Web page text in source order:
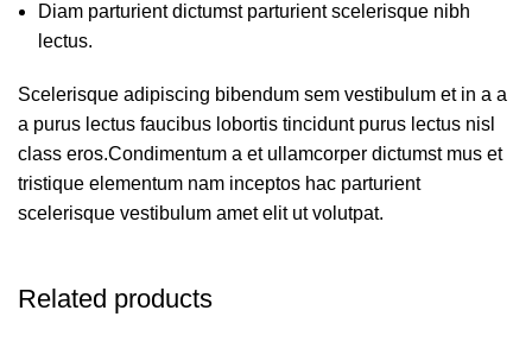
Diam parturient dictumst parturient scelerisque nibh
lectus.
Scelerisque adipiscing bibendum sem vestibulum et in a a
a purus lectus faucibus lobortis tincidunt purus lectus nisl
class eros.Condimentum a et ullamcorper dictumst mus et
tristique elementum nam inceptos hac parturient
scelerisque vestibulum amet elit ut volutpat.
Related products